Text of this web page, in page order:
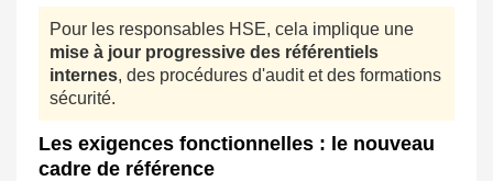
Pour les responsables HSE, cela implique une
mise à jour progressive des référentiels
internes, des procédures d'audit et des formations
sécurité.
Les exigences fonctionnelles : le nouveau
cadre de référence